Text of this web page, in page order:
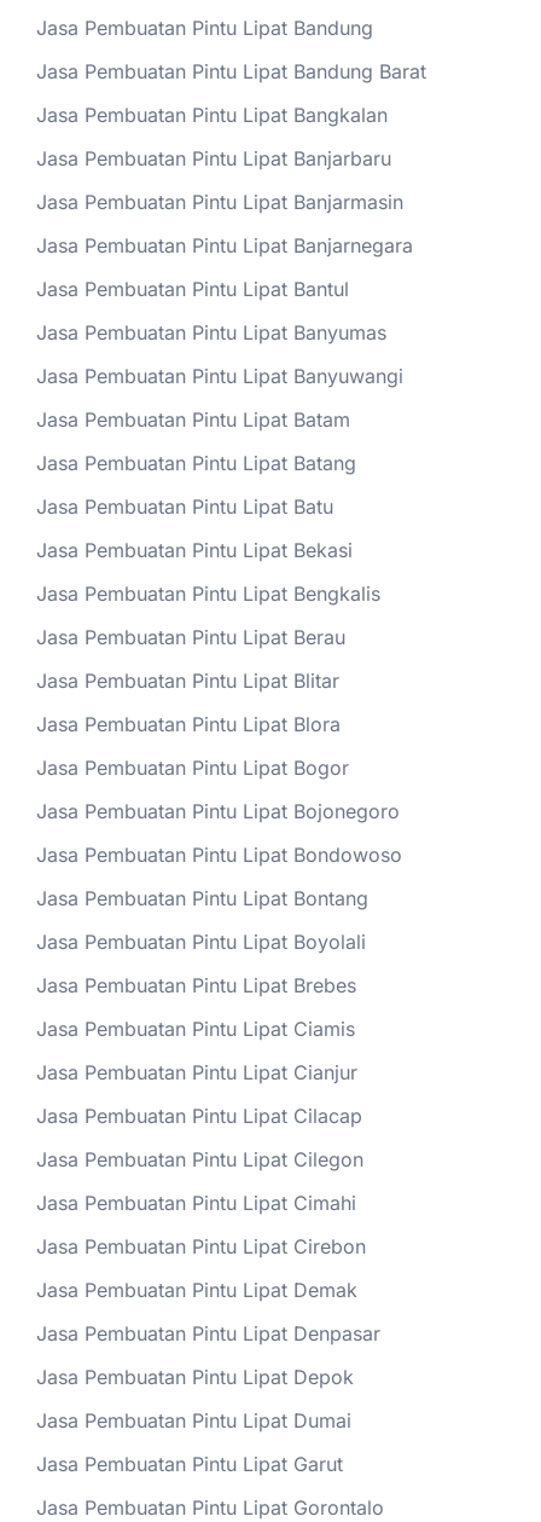
Jasa Pembuatan Pintu Lipat Bandung
Jasa Pembuatan Pintu Lipat Bandung Barat
Jasa Pembuatan Pintu Lipat Bangkalan
Jasa Pembuatan Pintu Lipat Banjarbaru
Jasa Pembuatan Pintu Lipat Banjarmasin
Jasa Pembuatan Pintu Lipat Banjarnegara
Jasa Pembuatan Pintu Lipat Bantul
Jasa Pembuatan Pintu Lipat Banyumas
Jasa Pembuatan Pintu Lipat Banyuwangi
Jasa Pembuatan Pintu Lipat Batam
Jasa Pembuatan Pintu Lipat Batang
Jasa Pembuatan Pintu Lipat Batu
Jasa Pembuatan Pintu Lipat Bekasi
Jasa Pembuatan Pintu Lipat Bengkalis
Jasa Pembuatan Pintu Lipat Berau
Jasa Pembuatan Pintu Lipat Blitar
Jasa Pembuatan Pintu Lipat Blora
Jasa Pembuatan Pintu Lipat Bogor
Jasa Pembuatan Pintu Lipat Bojonegoro
Jasa Pembuatan Pintu Lipat Bondowoso
Jasa Pembuatan Pintu Lipat Bontang
Jasa Pembuatan Pintu Lipat Boyolali
Jasa Pembuatan Pintu Lipat Brebes
Jasa Pembuatan Pintu Lipat Ciamis
Jasa Pembuatan Pintu Lipat Cianjur
Jasa Pembuatan Pintu Lipat Cilacap
Jasa Pembuatan Pintu Lipat Cilegon
Jasa Pembuatan Pintu Lipat Cimahi
Jasa Pembuatan Pintu Lipat Cirebon
Jasa Pembuatan Pintu Lipat Demak
Jasa Pembuatan Pintu Lipat Denpasar
Jasa Pembuatan Pintu Lipat Depok
Jasa Pembuatan Pintu Lipat Dumai
Jasa Pembuatan Pintu Lipat Garut
Jasa Pembuatan Pintu Lipat Gorontalo